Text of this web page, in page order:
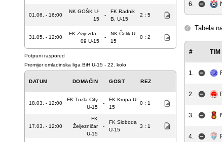
01.06. - 16:00
NK GOŠK U-
15
-
FK Radnik
B. U-15
2 : 5
31.05. - 12:00
FK Zvijezda -
09 U-15
-
NK Čelik U-
15
0 : 2
Potpuni raspored
Premijer omladinska liga BiH U-15 - 22. kolo
DATUM DOMAĆIN GOST REZ
18.03. - 12:00
FK Tuzla City
U-15
-
FK Krupa U-
15
0 : 1
17.03. - 12:00
FK
Željezničar
U-15
-
FK Sloboda
U-15
3 : 1
6.
Tabela
# TIM
1.
2.
3.
4.